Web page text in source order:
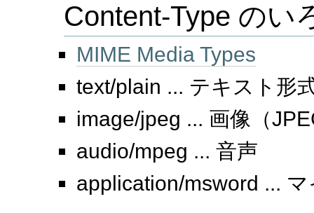
Content-Type のい
MIME Media Types
text/plain ... テキスト形
image/jpeg ... 画像（
audio/mpeg ... 音声
application/msword ...